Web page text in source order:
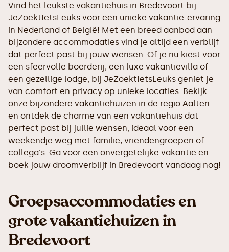
Vind het leukste vakantiehuis in Bredevoort bij
JeZoektIetsLeuks voor een unieke vakantie-ervaring
in Nederland of België! Met een breed aanbod aan
bijzondere accommodaties vind je altijd een verblijf
dat perfect past bij jouw wensen. Of je nu kiest voor
een sfeervolle boerderij, een luxe vakantievilla of
een gezellige lodge, bij JeZoektIetsLeuks geniet je
van comfort en privacy op unieke locaties. Bekijk
onze bijzondere vakantiehuizen in de regio Aalten
en ontdek de charme van een vakantiehuis dat
perfect past bij jullie wensen, ideaal voor een
weekendje weg met familie, vriendengroepen of
collega's. Ga voor een onvergetelijke vakantie en
boek jouw droomverblijf in Bredevoort vandaag nog!
Groepsaccommodaties en
grote vakantiehuizen in
Bredevoort